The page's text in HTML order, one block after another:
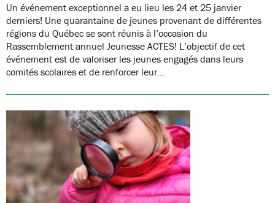
Un événement exceptionnel a eu lieu les 24 et 25 janvier
derniers! Une quarantaine de jeunes provenant de différentes
régions du Québec se sont réunis à l’occasion du
Rassemblement annuel Jeunesse ACTES! L’objectif de cet
événement est de valoriser les jeunes engagés dans leurs
comités scolaires et de renforcer leur…